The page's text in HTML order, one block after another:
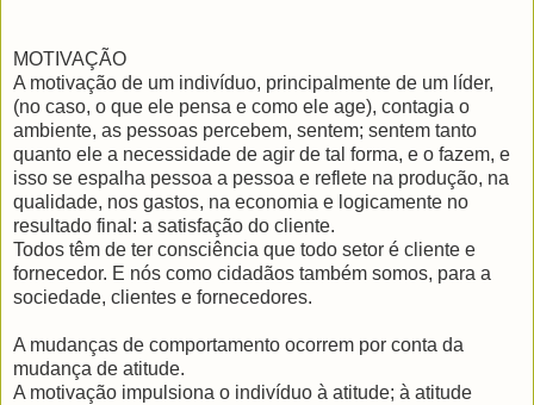
MOTIVAÇÃO
A motivação de um indivíduo, principalmente de um líder,
(no caso, o que ele pensa e como ele age), contagia o
ambiente, as pessoas percebem, sentem; sentem tanto
quanto ele a necessidade de agir de tal forma, e o fazem, e
isso se espalha pessoa a pessoa e reflete na produção, na
qualidade, nos gastos, na economia e logicamente no
resultado final: a satisfação do cliente.
Todos têm de ter consciência que todo setor é cliente e
fornecedor. E nós como cidadãos também somos, para a
sociedade, clientes e fornecedores.
A mudanças de comportamento ocorrem por conta da
mudança de atitude.
A motivação impulsiona o indivíduo à atitude; à atitude